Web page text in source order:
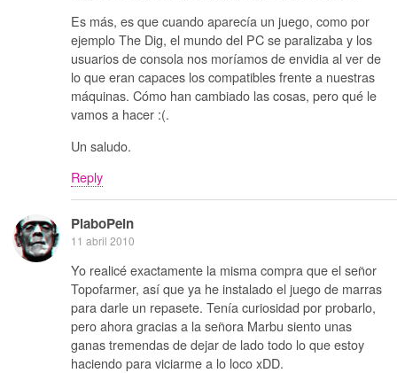
Es más, es que cuando aparecía un juego, como por
ejemplo The Dig, el mundo del PC se paralizaba y los
usuarios de consola nos moríamos de envidia al ver de
lo que eran capaces los compatibles frente a nuestras
máquinas. Cómo han cambiado las cosas, pero qué le
vamos a hacer :(.
Un saludo.
Reply
PlaboPein
11 abril 2010
Yo realicé exactamente la misma compra que el señor
Topofarmer, así que ya he instalado el juego de marras
para darle un repasete. Tenía curiosidad por probarlo,
pero ahora gracias a la señora Marbu siento unas
ganas tremendas de dejar de lado todo lo que estoy
haciendo para viciarme a lo loco xDD.